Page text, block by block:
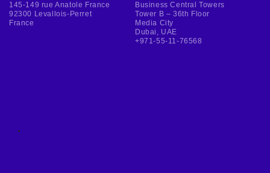
145-149 rue Anatole France
92300 Levallois-Perret
France
Business Central Towers
Tower B – 36th Floor
Media City
Dubai, UAE
+971-55-11-76568